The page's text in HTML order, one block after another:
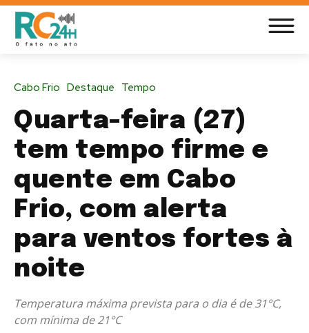
Cabo Frio Destaque Tempo
Quarta-feira (27)
tem tempo firme e
quente em Cabo
Frio, com alerta
para ventos fortes à
noite
Temperatura máxima prevista para o dia é de 31°C,
com mínima de 21°C